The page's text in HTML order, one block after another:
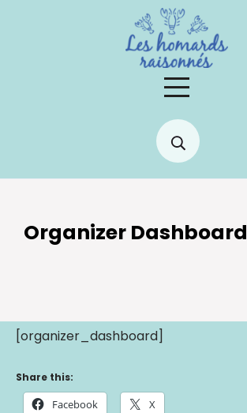
Organizer Dashboard
[organizer_dashboard]
Share this:
Facebook X